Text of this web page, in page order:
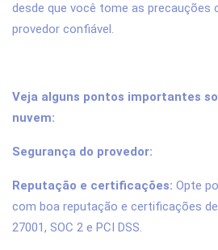
desde que você tome as precauções
provedor confiável.
Veja alguns pontos importantes
nuvem:
Segurança do provedor:
Reputação e certificações: Opte
com boa reputação e certificações
27001, SOC 2 e PCI DSS.